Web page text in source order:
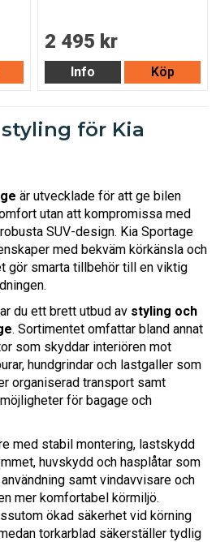
2 495 kr
Info Köp
för Kia
är utvecklade för att ge bilen
utan att kompromissa med
SUV-design. Kia Sportage
med bekväm körkänsla och
gör smarta tillbehör till en viktig
du ett brett utbud av styling och
. Sortimentet omfattar bland annat
som skyddar interiören mot
hundgrindar och lastgaller som
organiserad transport samt
för bagage och
med stabil montering, lastskydd
huvskydd och hasplåtar som
samt vindavvisare och
mer komfortabel körmiljö.
ökad säkerhet vid körning
torkarblad säkerställer tydlig